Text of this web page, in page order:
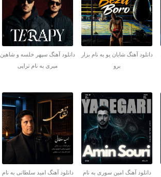
دانلود آهنگ شایان یو به نام بزار
برو
دانلود آهنگ سپهر خلسه و شاهین
میری به نام تراپی
دانلود آهنگ امین سوری به نام
دانلود آهنگ امید سلطانی به نام